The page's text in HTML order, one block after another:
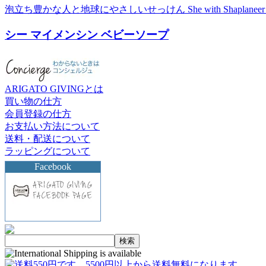
泡立ち豊かな人と地球にやさしいせっけん She with
シー マイメンシン ベビーソープ
ARIGATO GIVINGとは
買い物の仕方
会員登録の仕方
お支払い方法について
送料・配送について
ラッピングについて
Facebook